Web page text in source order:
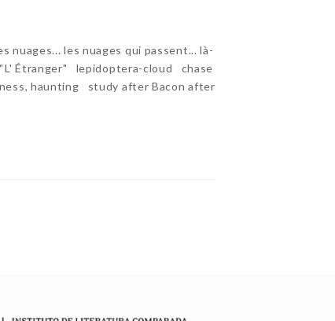
nuages... les nuages qui passent... là-
“L' Étranger" lepidoptera-cloud chase
haunting study after Bacon after